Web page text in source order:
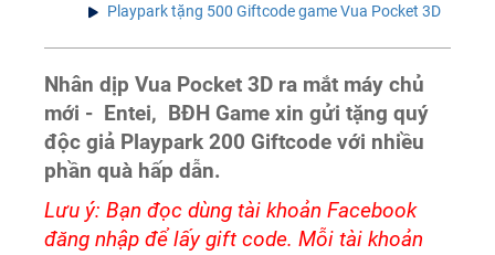
Playpark tặng 500 Giftcode game Vua Pocket 3D
Nhân dịp Vua Pocket 3D ra mắt máy chủ
mới -
Entei, BĐH Game xin gửi tặng quý
độc giả Playpark 200 Giftcode với nhiều
phần quà hấp dẫn.
Lưu ý: Bạn đọc dùng tài khoản Facebook
đăng nhập để lấy gift code. Mỗi tài khoản